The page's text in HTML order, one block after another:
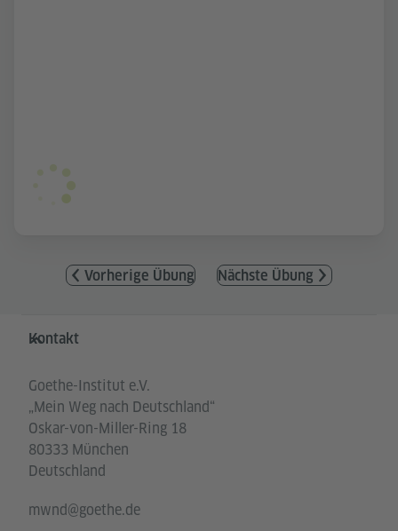
Vorherige Übung Nächste Übung
Service- und Informationsbereich
Kontakt
Goethe-Institut e.V.
„Mein Weg nach Deutschland“
Oskar-von-Miller-Ring 18
80333 München
Deutschland
mwnd@goethe.de